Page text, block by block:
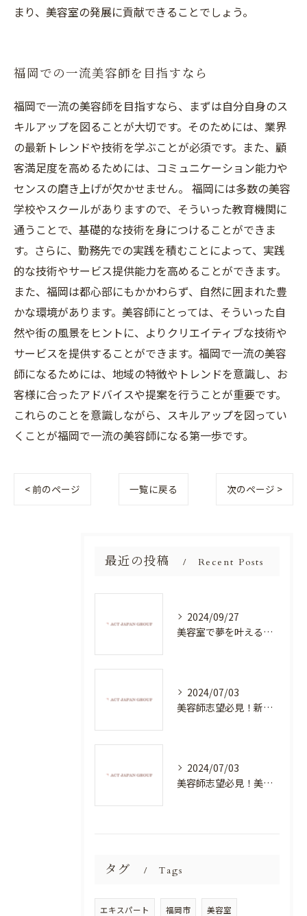
まり、美容室の発展に貢献できることでしょう。
福岡での一流美容師を目指すなら
福岡で一流の美容師を目指すなら、まずは自分自身のス
キルアップを図ることが大切です。そのためには、業界
の最新トレンドや技術を学ぶことが必須です。また、顧
客満足度を高めるためには、コミュニケーション能力や
センスの磨き上げが欠かせません。 福岡には多数の美容
学校やスクールがありますので、そういった教育機関に
通うことで、基礎的な技術を身につけることができま
す。さらに、勤務先での実践を積むことによって、実践
的な技術やサービス提供能力を高めることができます。
また、福岡は都心部にもかかわらず、自然に囲まれた豊
かな環境があります。美容師にとっては、そういった自
然や街の風景をヒントに、よりクリエイティブな技術や
サービスを提供することができます。福岡で一流の美容
師になるためには、地域の特徴やトレンドを意識し、お
客様に合ったアドバイスや提案を行うことが重要です。
これらのことを意識しながら、スキルアップを図ってい
くことが福岡で一流の美容師になる第一歩です。
< 前のページ 一覧に戻る 次のページ >
最近の投稿 Recent Posts
2024/09/27
美容室で夢を叶える！自分を磨く新たなチャンス
2024/07/03
美容師志望必見！新たな価値を創造する美容室でハイレベルな技術を学べる環境
2024/07/03
美容師志望必見！美容室NEWSTANDARDで最高のスキルアップを目指そう！
タグ Tags
エキスパート 福岡市 美容室